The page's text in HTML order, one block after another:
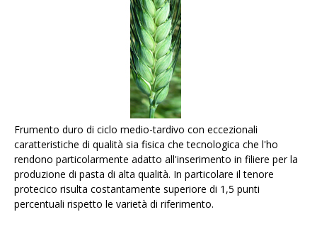
Frumento duro di ciclo medio-tardivo con eccezionali
caratteristiche di qualità sia fisica che tecnologica che l'ho
rendono particolarmente adatto all'inserimento in filiere per la
produzione di pasta di alta qualità. In particolare il tenore
protecico risulta costantamente superiore di 1,5 punti
percentuali rispetto le varietà di riferimento.